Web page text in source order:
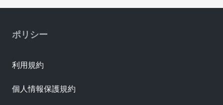
ポリシー
利用規約
個人情報保護規約